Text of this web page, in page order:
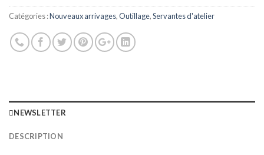
Catégories :Nouveaux arrivages,Outillage,Servantes d'atelier
NEWSLETTER
DESCRIPTION